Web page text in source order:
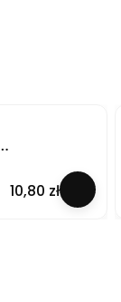
Cena
10,80 zł